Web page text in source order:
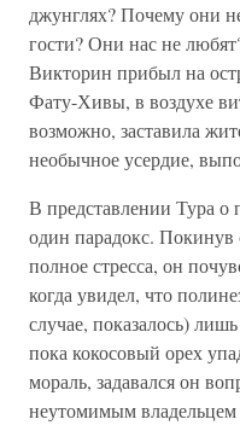
джунглях? Почему они
гости? Они нас не
Викторин прибыл на
Фату-Хивы, в воздухе
возможно, заставила
необычное усердие,
В представлении Тура
один парадокс. Покинув
полное стресса, он
когда увидел, что
случае, показалось)
пока кокосовый орех
мораль, задавался он
неутомимым